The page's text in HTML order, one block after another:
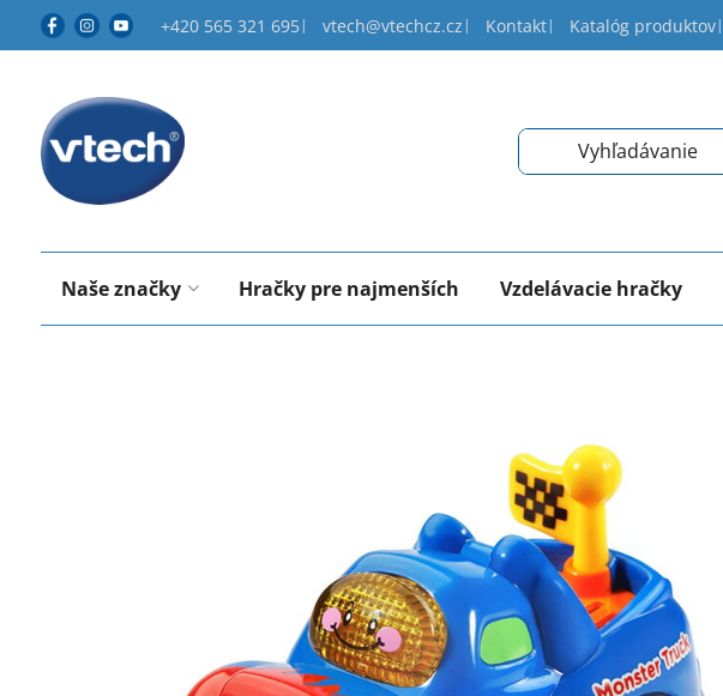
+420 565 321 695 vtech@vtechcz.cz Kontakt Katalóg produktov
Naše značky Hračky pre najmenších Vzdelávacie hračky